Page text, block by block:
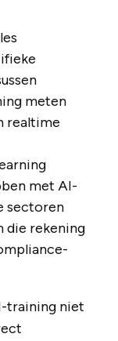
meten
realtime
met AI-
sectoren
die rekening
training niet